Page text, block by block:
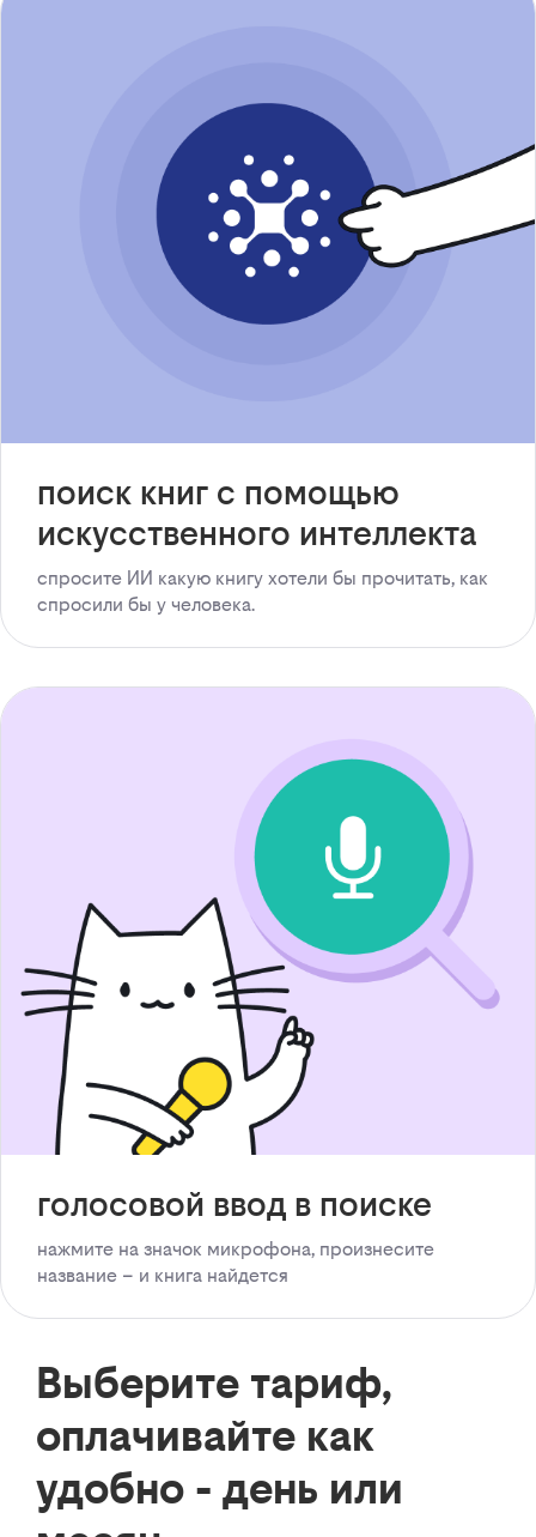
поиск книг с помощью
искусственного интеллекта
спросите ИИ какую книгу хотели бы прочитать, как
спросили бы у человека.
голосовой ввод в поиске
нажмите на значок микрофона, произнесите
название – и книга найдется
Выберите тариф,
оплачивайте как
удобно - день или